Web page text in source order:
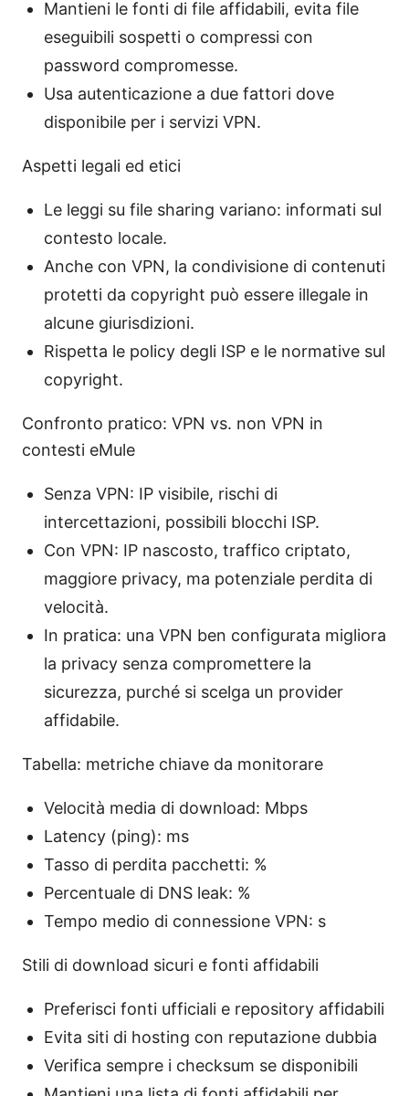
Mantieni le fonti di file affidabili, evita file
eseguibili sospetti o compressi con
password compromesse.
Usa autenticazione a due fattori dove
disponibile per i servizi VPN.
Aspetti legali ed etici
Le leggi su file sharing variano: informati sul
contesto locale.
Anche con VPN, la condivisione di contenuti
protetti da copyright può essere illegale in
alcune giurisdizioni.
Rispetta le policy degli ISP e le normative sul
copyright.
Confronto pratico: VPN vs. non VPN in
contesti eMule
Senza VPN: IP visibile, rischi di
intercettazioni, possibili blocchi ISP.
Con VPN: IP nascosto, traffico criptato,
maggiore privacy, ma potenziale perdita di
velocità.
In pratica: una VPN ben configurata migliora
la privacy senza compromettere la
sicurezza, purché si scelga un provider
affidabile.
Tabella: metriche chiave da monitorare
Velocità media di download: Mbps
Latency (ping): ms
Tasso di perdita pacchetti: %
Percentuale di DNS leak: %
Tempo medio di connessione VPN: s
Stili di download sicuri e fonti affidabili
Preferisci fonti ufficiali e repository affidabili
Evita siti di hosting con reputazione dubbia
Verifica sempre i checksum se disponibili